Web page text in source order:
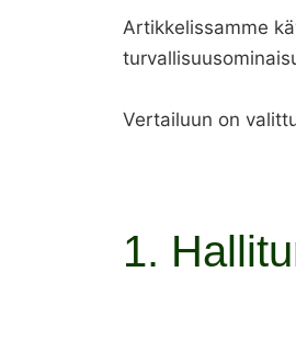
Artikkelissamme
Vertailuun on
1.